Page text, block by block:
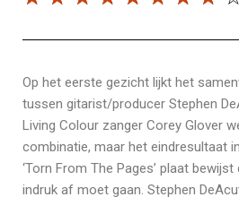
Op het eerste gezicht lijkt het
tussen gitarist/producer Stephen
Living Colour zanger Corey Glover
combinatie, maar het eindresultaat
‘Torn From The Pages’ plaat
indruk af moet gaan. Stephen